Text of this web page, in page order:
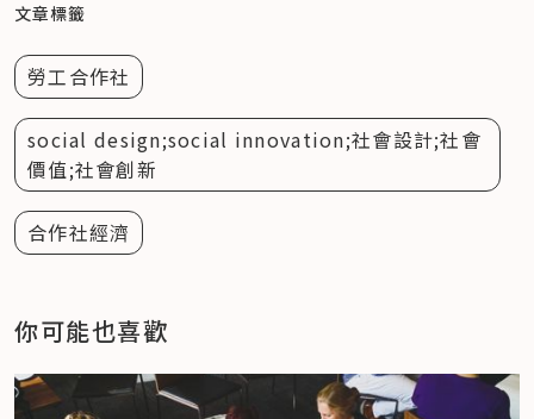
文章標籤
勞工合作社
social design;social innovation;社會設計;社會
價值;社會創新
合作社經濟
你可能也喜歡